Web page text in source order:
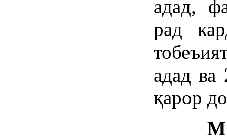
адад,
рад
адад ва
қарор